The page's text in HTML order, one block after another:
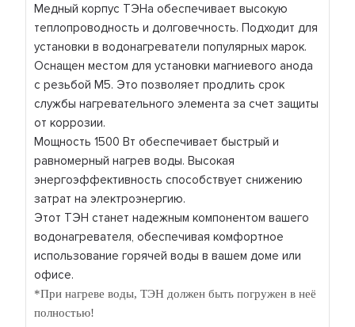
Медный корпус ТЭНа обеспечивает высокую
теплопроводность и долговечность. Подходит для
установки в водонагреватели популярных марок.
Оснащен местом для установки магниевого анода
с резьбой М5. Это позволяет продлить срок
службы нагревательного элемента за счет защиты
от коррозии.
Мощность 1500 Вт обеспечивает быстрый и
равномерный нагрев воды. Высокая
энергоэффективность способствует снижению
затрат на электроэнергию.
Этот ТЭН станет надежным компонентом вашего
водонагревателя, обеспечивая комфортное
использование горячей воды в вашем доме или
офисе.
*При нагреве воды, ТЭН должен быть погружен в неё
полностью!